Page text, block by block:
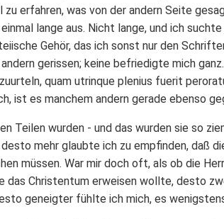
erfahren, was von der andern Seite
lange aus. Nicht lange, und ich
Gehör, das ich sonst nur den
gerissen; keine befriedigte mich
quam utrinque plenius fuerit
ist es manchem andern gerade ebenso
Teilen wurden - und das wurden sie so
mehr glaubte ich zu empfinden, daß
müssen. War mir doch oft, als ob die
das Christentum erweisen wollte, desto
geneigter fühlte ich mich, es